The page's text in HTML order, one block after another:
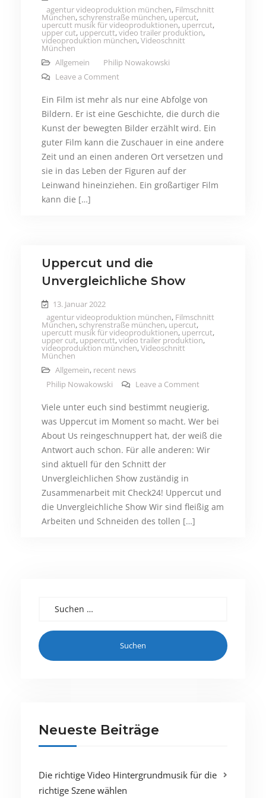
agentur videoproduktion münchen, Filmschnitt
München, schyrenstraße münchen, upercut,
upercutt musik für videoproduktionen, uperrcut,
upper cut, uppercutt,video trailer produktion,
videoproduktion münchen,Videoschnitt
München
Allgemein
Philip Nowakowski
Leave a Comment
Ein Film ist mehr als nur eine Abfolge von
Bildern. Er ist eine Geschichte, die durch die
Kunst der bewegten Bilder erzählt wird. Ein
guter Film kann die Zuschauer in eine andere
Zeit und an einen anderen Ort versetzen und
sie in das Leben der Figuren auf der
Leinwand hineinziehen. Ein großartiger Film
kann die […]
Uppercut und die
Unvergleichliche Show
13. Januar 2022
agentur videoproduktion münchen, Filmschnitt
München, schyrenstraße münchen, upercut,
upercutt musik für videoproduktionen, uperrcut,
upper cut, uppercutt,video trailer produktion,
videoproduktion münchen,Videoschnitt
München
Allgemein, recent news
Philip Nowakowski
Leave a Comment
Viele unter euch sind bestimmt neugierig,
was Uppercut im Moment so macht. Wer bei
About Us reingeschnuppert hat, der weiß die
Antwort auch schon. Für alle anderen: Wir
sind aktuell für den Schnitt der
Unvergleichlichen Show zuständig in
Zusammenarbeit mit Check24! Uppercut und
die Unvergleichliche Show Wir sind fleißig am
Arbeiten und Schneiden des tollen […]
Suchen nach:
Neueste Beiträge
Die richtige Video Hintergrundmusik für die
richtige Szene wählen